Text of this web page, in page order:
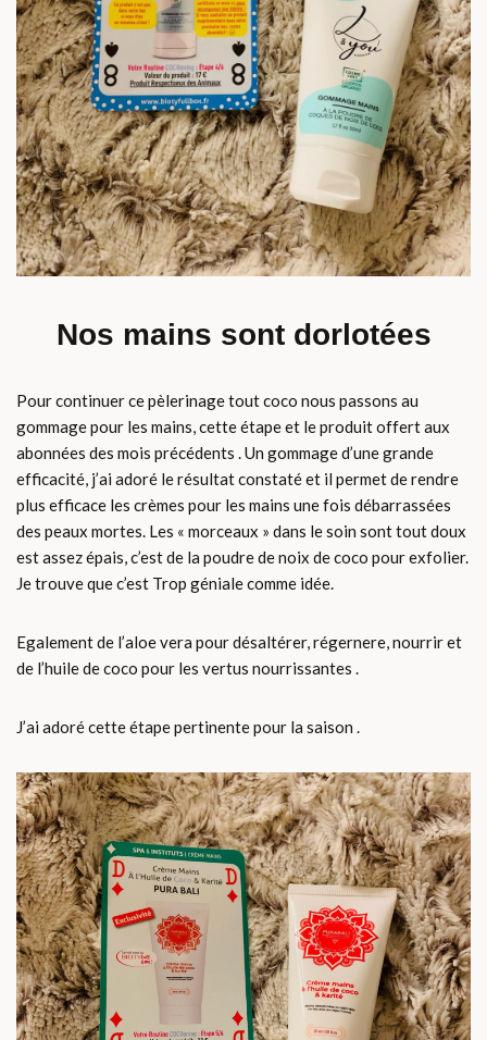
Nos mains sont dorlotées
Pour continuer ce pèlerinage tout coco nous passons au
gommage pour les mains, cette étape et le produit offert aux
abonnées des mois précédents . Un gommage d’une grande
efficacité, j’ai adoré le résultat constaté et il permet de rendre
plus efficace les crèmes pour les mains une fois débarrassées
des peaux mortes. Les « morceaux » dans le soin sont tout doux
est assez épais, c’est de la poudre de noix de coco pour exfolier.
Je trouve que c’est Trop géniale comme idée.
Egalement de l’aloe vera pour désaltérer, régernere, nourrir et
de l’huile de coco pour les vertus nourrissantes .
J’ai adoré cette étape pertinente pour la saison .